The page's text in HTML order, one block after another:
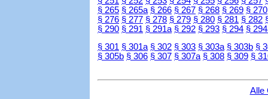
§ 265 § 265a § 266 § 267 § 268 § 269 § 270
§ 276 § 277 § 278 § 279 § 280 § 281 § 282
§ 290 § 291 § 291a § 292 § 293 § 294 §
§ 301 § 301a § 302 § 303 § 303a § 303b §
§ 305b § 306 § 307 § 307a § 308 § 309 §
Alle